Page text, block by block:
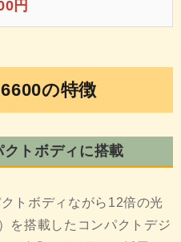
円
の特徴
トボディに搭載
トボディながら12倍の光
を搭載したコンパクトデジ